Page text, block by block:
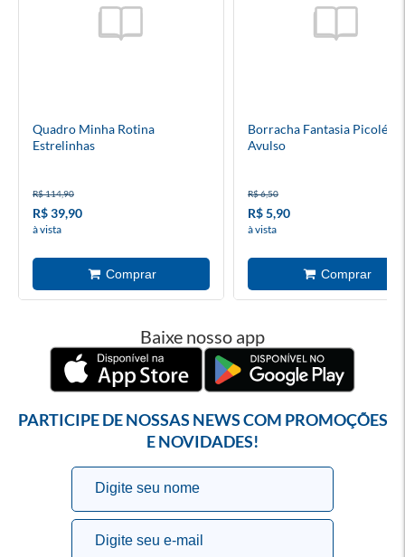
Quadro Minha Rotina
Estrelinhas
R$ 114,90
R$ 39,90
à vista
Borracha Fantasia Picolé
Avulso
R$ 6,50
R$ 5,90
à vista
Baixe nosso app
PARTICIPE DE NOSSAS NEWS COM PROMOÇÕES
E NOVIDADES!